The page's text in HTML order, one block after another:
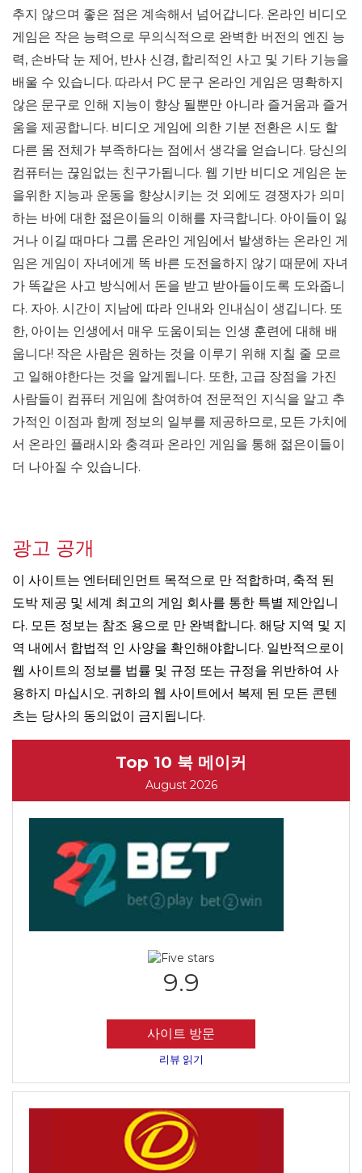
추지 않으며 좋은 점은 계속해서 넘어갑니다. 온라인 비디오
게임은 작은 능력으로 무의식적으로 완벽한 버전의 엔진 능
력, 손바닥 눈 제어, 반사 신경, 합리적인 사고 및 기타 기능을
배울 수 있습니다. 따라서 PC 문구 온라인 게임은 명확하지
않은 문구로 인해 지능이 향상 될뿐만 아니라 즐거움과 즐거
움을 제공합니다. 비디오 게임에 의한 기분 전환은 시도 할
다른 몸 전체가 부족하다는 점에서 생각을 얻습니다. 당신의
컴퓨터는 끊임없는 친구가됩니다. 웹 기반 비디오 게임은 눈
을위한 지능과 운동을 향상시키는 것 외에도 경쟁자가 의미
하는 바에 대한 젊은이들의 이해를 자극합니다. 아이들이 잃
거나 이길 때마다 그룹 온라인 게임에서 발생하는 온라인 게
임은 게임이 자녀에게 똑 바른 도전을하지 않기 때문에 자녀
가 똑같은 사고 방식에서 돈을 받고 받아들이도록 도와줍니
다. 자아. 시간이 지남에 따라 인내와 인내심이 생깁니다. 또
한, 아이는 인생에서 매우 도움이되는 인생 훈련에 대해 배
웁니다! 작은 사람은 원하는 것을 이루기 위해 지칠 줄 모르
고 일해야한다는 것을 알게됩니다. 또한, 고급 장점을 가진
사람들이 컴퓨터 게임에 참여하여 전문적인 지식을 알고 추
가적인 이점과 함께 정보의 일부를 제공하므로, 모든 가치에
서 온라인 플래시와 충격파 온라인 게임을 통해 젊은이들이
더 나아질 수 있습니다.
광고 공개
이 사이트는 엔터테인먼트 목적으로 만 적합하며, 축적 된
도박 제공 및 세계 최고의 게임 회사를 통한 특별 제안입니
다. 모든 정보는 참조 용으로 만 완벽합니다. 해당 지역 및 지
역 내에서 합법적 인 사양을 확인해야합니다. 일반적으로이
웹 사이트의 정보를 법률 및 규정 또는 규정을 위반하여 사
용하지 마십시오. 귀하의 웹 사이트에서 복제 된 모든 콘텐
츠는 당사의 동의없이 금지됩니다.
Top 10 북 메이커
August 2026
9.9
사이트 방문
리뷰 읽기